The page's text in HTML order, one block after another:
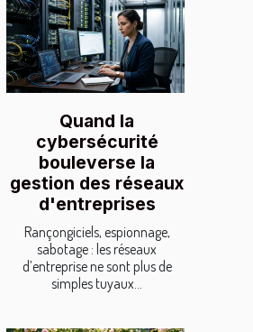
Quand la
cybersécurité
bouleverse la
gestion des réseaux
d'entreprises
Rançongiciels, espionnage,
sabotage : les réseaux
d’entreprise ne sont plus de
simples tuyaux...